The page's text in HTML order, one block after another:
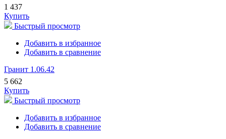
1 437
Купить
Быстрый просмотр
Добавить в избранное
Добавить в сравнение
Гранит 1.06.42
5 662
Купить
Быстрый просмотр
Добавить в избранное
Добавить в сравнение